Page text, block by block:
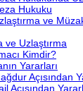
Hukuku
ve
ve Uzlaştırma
Kimdir?
Yararları
Açısından
Açısından